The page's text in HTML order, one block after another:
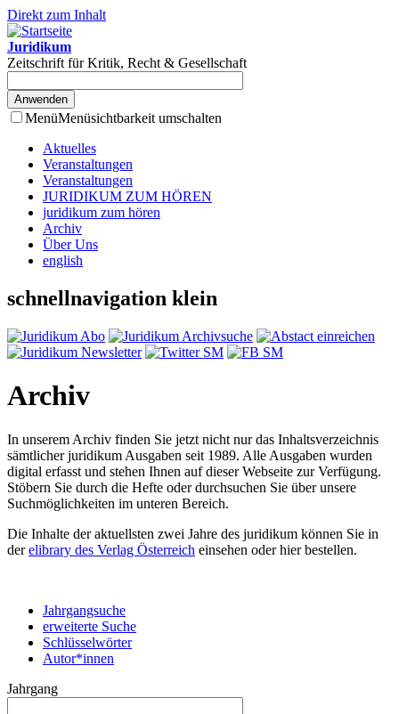
Direkt zum Inhalt
Juridikum
Zeitschrift für Kritik, Recht & Gesellschaft
MenüMenüsichtbarkeit umschalten
Aktuelles
Veranstaltungen
Veranstaltungen
JURIDIKUM ZUM HÖREN
juridikum zum hören
Archiv
Über Uns
english
schnellnavigation klein
Archiv
In unserem Archiv finden Sie jetzt nicht nur das Inhaltsverzeichnis
sämtlicher juridikum Ausgaben seit 1989. Alle Ausgaben wurden
digital erfasst und stehen Ihnen auf dieser Webseite zur Verfügung.
Stöbern Sie durch die Hefte oder durchsuchen Sie über unsere
Suchmöglichkeiten im unteren Bereich.
Die Inhalte der aktuellsten zwei Jahre des juridikum können Sie in
derelibrary des Verlag Österreich einsehen oder hier bestellen.
Jahrgangsuche
erweiterte Suche
Schlüsselwörter
Autor*innen
Jahrgang